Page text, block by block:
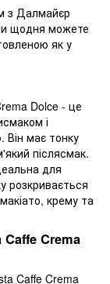
з Далмайєр
щодня можете
як у
Dolce - це
і
Він має тонку
післясмак.
для
розкривається
крему та
Caffe Crema
Caffe Crema